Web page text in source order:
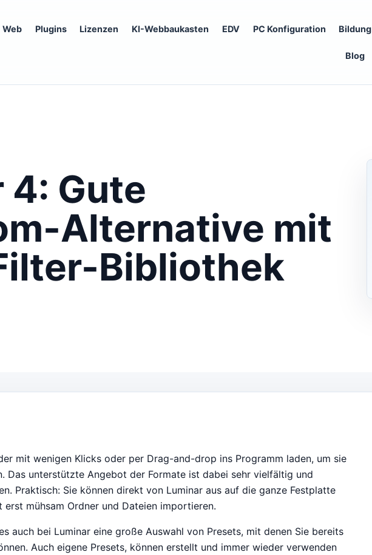
Web Plugins Lizenzen KI-Webbaukasten EDV PC Konfiguration Bildung
Blog
4: Gute
Alternative mit
Bibliothek
mit wenigen Klicks oder per Drag-and-drop ins Programm laden, um sie
Das unterstützte Angebot der Formate ist dabei sehr vielfältig und
Praktisch: Sie können direkt von Luminar aus auf die ganze Festplatte
erst mühsam Ordner und Dateien importieren.
auch bei Luminar eine große Auswahl von Presets, mit denen Sie bereits
Auch eigene Presets, können erstellt und immer wieder verwenden